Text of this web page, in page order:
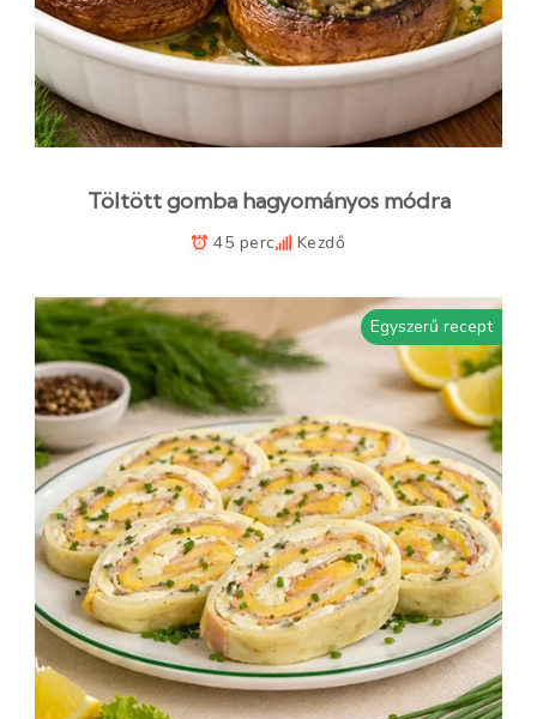
Töltött gomba hagyományos módra
45 perc Kezdő
Egyszerű recept